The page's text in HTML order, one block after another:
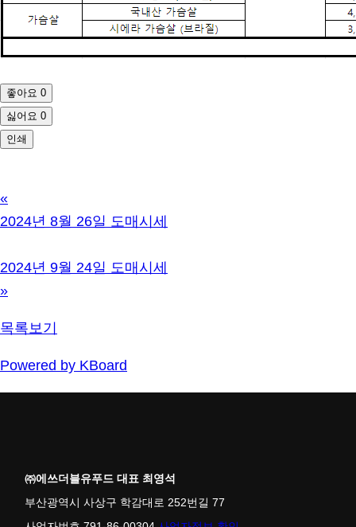
좋아요 0
싫어요 0
인쇄
«
2024년 8월 26일 도매시세
2024년 9월 24일 도매시세
»
목록보기
Powered by KBoard
㈜에쓰더블유푸드 대표 최영석
부산광역시 사상구 학감대로 252번길 77